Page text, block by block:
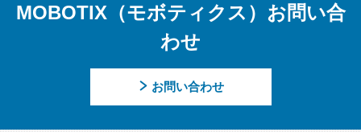
MOBOTIX（モボティクス）お問い合
わせ
お問い合わせ